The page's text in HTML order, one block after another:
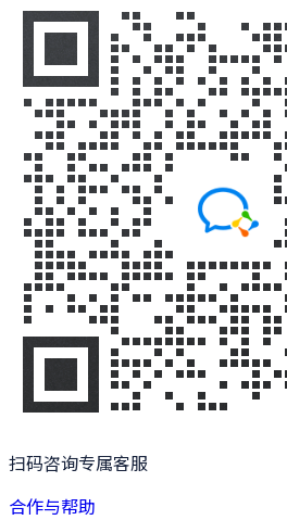
扫码咨询专属客服
合作与帮助